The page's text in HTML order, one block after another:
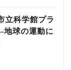
立科学館プラ
球の運動に